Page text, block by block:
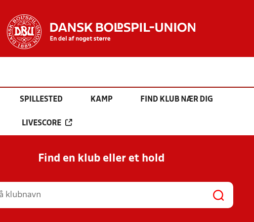
SPILLESTED KAMP FIND KLUB NÆR DIG
LIVESCORE
Find en klub eller et hold